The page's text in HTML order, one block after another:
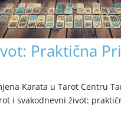
Praktična
Karata u Tarot Centru
i svakodnevni život: